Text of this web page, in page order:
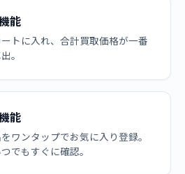
能
トに入れ、合計買取価格が一番
。
能
ワンタップでお気に入り登録。
でもすぐに確認。